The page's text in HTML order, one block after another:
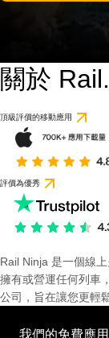
關於
頂級評價的移動應用
評價為優秀
Rail Ninja 是一個線
擁有或營運任何列車
公司，旨在讓您更輕
我們的免費應